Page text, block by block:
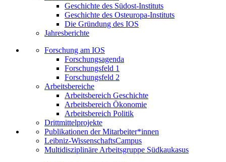
Geschichte des Südost-Instituts
Geschichte des Osteuropa-Instituts
Die Gründung des IOS
Jahresberichte
Forschung am IOS
Forschungsagenda
Forschungsfeld 1
Forschungsfeld 2
Arbeitsbereiche
Arbeitsbereich Geschichte
Arbeitsbereich Ökonomie
Arbeitsbereich Politik
Drittmittelprojekte
Publikationen der Mitarbeiter*innen
Leibniz-WissenschaftsCampus
Multidisziplinäre Arbeitsgruppe Südkaukasus